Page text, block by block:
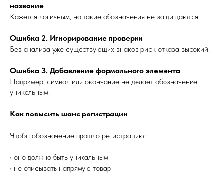
название
Кажется логичным, но такие обозначения не защищаются.
Ошибка 2. Игнорирование проверки
Без анализа уже существующих знаков риск отказа высокий.
Ошибка 3. Добавление формального элемента
Например, символ или окончание не делает обозначение
уникальным.
Как повысить шанс регистрации
Чтобы обозначение прошло регистрацию:
• оно должно быть уникальным
• не описывать напрямую товар